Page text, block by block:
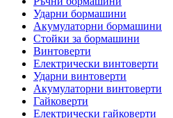
Ударни бормашини
Акумулаторни бормашини
Стойки за бормашини
Винтоверти
Електрически винтоверти
Ударни винтоверти
Акумулаторни винтоверти
Гайковерти
Електрически гайковерти